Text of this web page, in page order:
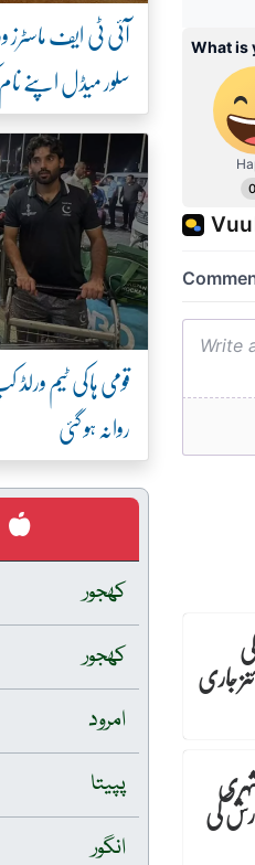
جاری
کی
آئی ٹی ایف
سلور میڈل اپنے
قومی ہاکی ٹیم
روانہ ہو گئی
کھجور
کھجور
امرود
پپیتا
انگور